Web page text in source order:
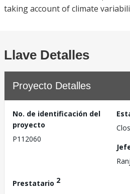
taking account of climate
Llave Detalles
Proyecto Detalles
No. de identificación del
proyecto
P112060
Prestatario 2